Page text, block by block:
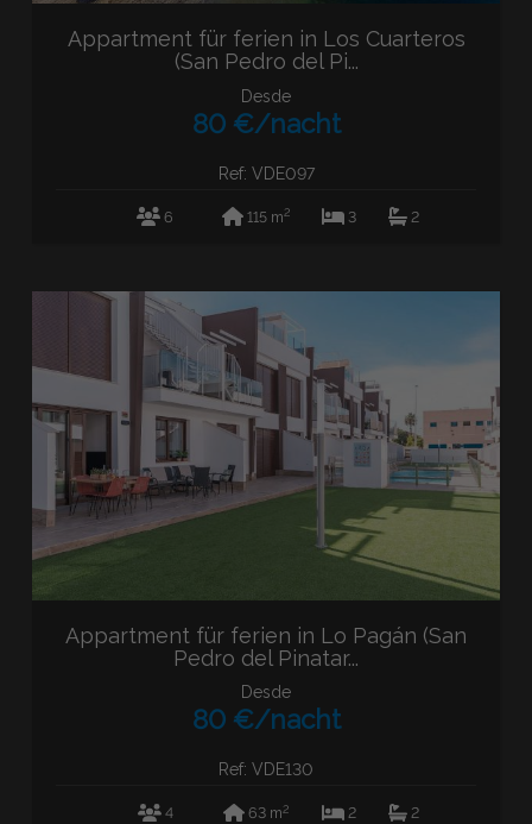
Appartment für ferien in Los Cuarteros
(San Pedro del Pi...
Desde
80 €/nacht
Ref: VDE097
6 115 m2 3 2
Appartment für ferien in Lo Pagán (San
Pedro del Pinatar...
Desde
80 €/nacht
Ref: VDE130
4 63 m2 2 2